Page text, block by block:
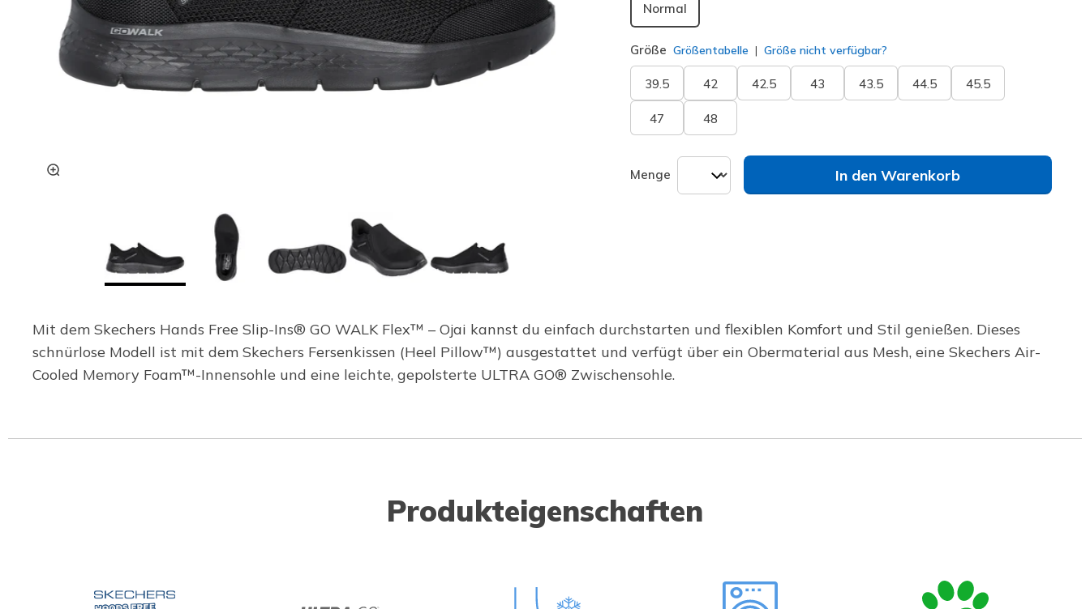
Normal
Größe Größentabelle Größe nicht verfügbar?
39.5 42 42.5 43 43.5 44.5 45.5
47 48
Menge In den Warenkorb
Mit dem Skechers Hands Free Slip-Ins® GO WALK Flex™ – Ojai kannst du einfach durchstarten und flexiblen Komfort und Stil genießen. Dieses
schnürlose Modell ist mit dem Skechers Fersenkissen (Heel Pillow™) ausgestattet und verfügt über ein Obermaterial aus Mesh, eine Skechers Air-
Cooled Memory Foam™-Innensohle und eine leichte, gepolsterte ULTRA GO® Zwischensohle.
Produkteigenschaften